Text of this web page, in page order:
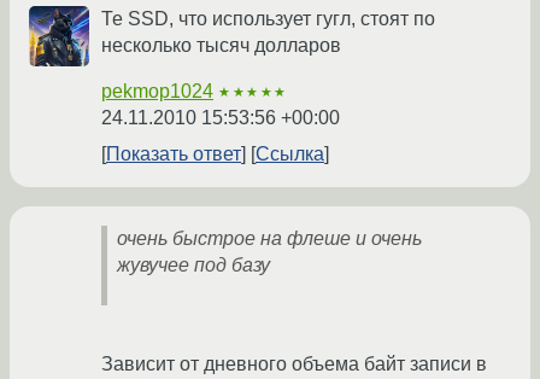
Те SSD, что использует гугл, стоят по
несколько тысяч долларов
pekmop1024 ★★★★★
24.11.2010 15:53:56 +00:00
Показать ответ
Ссылка
очень быстрое на флеше и очень
жувучее под базу
Зависит от дневного объема байт записи в